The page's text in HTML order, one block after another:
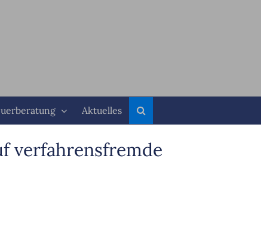
Aktuelles
verfahrensfremde